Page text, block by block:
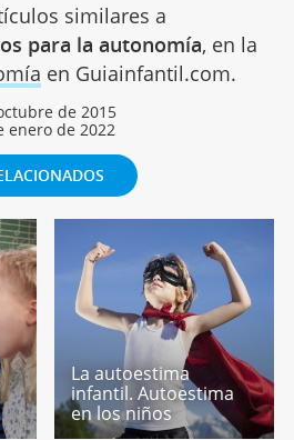
similares a
para la autonomía, en la
en Guiainfantil.com.
de 2015
enero de 2022
La autoestima
infantil. Autoestima
en los niños